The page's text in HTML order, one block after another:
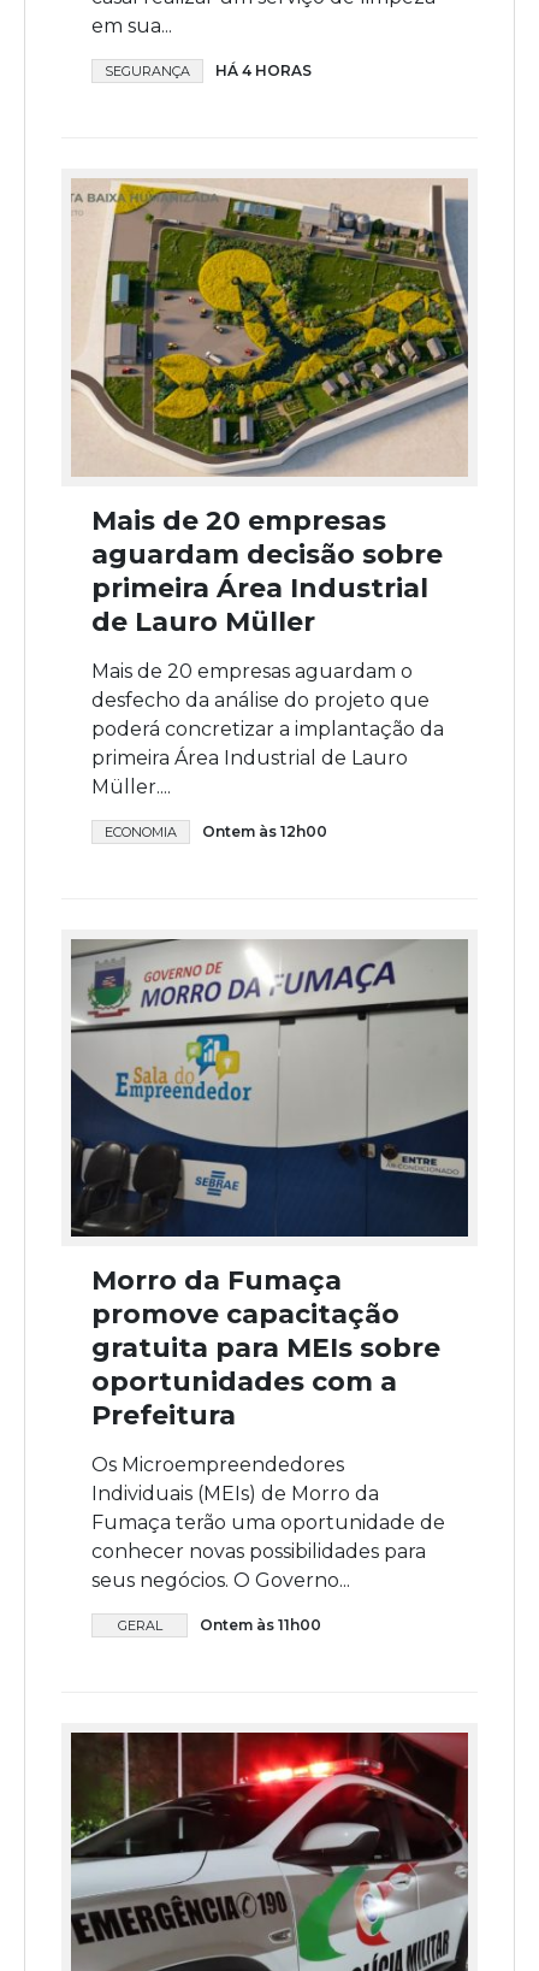
em sua...
SEGURANÇA HÁ 4 HORAS
Mais de 20 empresas
aguardam decisão sobre
primeira Área Industrial
de Lauro Müller
Mais de 20 empresas aguardam o
desfecho da análise do projeto que
poderá concretizar a implantação da
primeira Área Industrial de Lauro
Müller....
ECONOMIA Ontem às 12h00
Morro da Fumaça
promove capacitação
gratuita para MEIs sobre
oportunidades com a
Prefeitura
Os Microempreendedores
Individuais (MEIs) de Morro da
Fumaça terão uma oportunidade de
conhecer novas possibilidades para
seus negócios. O Governo...
GERAL Ontem às 11h00